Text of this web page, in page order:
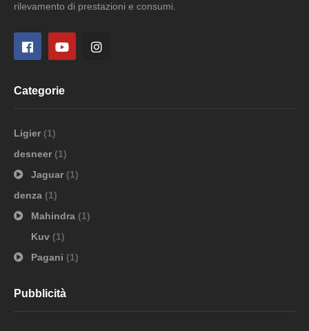
rilevamento di prestazioni e consumi.
Categorie
Ligier (1)
desneer (1)
Jaguar (1)
denza (1)
Mahindra (1)
Kuv (1)
Pagani (1)
Pubblicità